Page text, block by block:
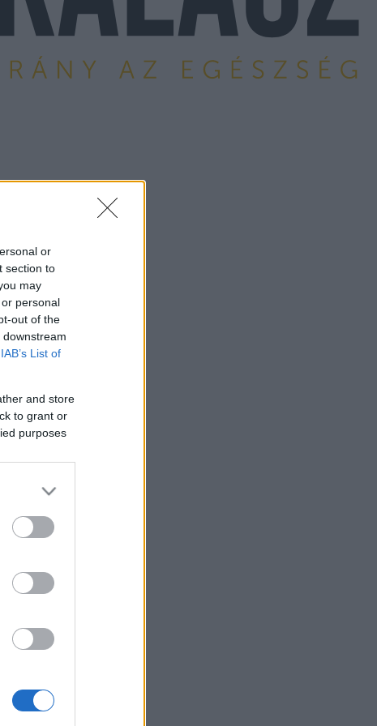
or
section to
may
personal
out of the
IAB’s List of
and store
to grant or
purposes